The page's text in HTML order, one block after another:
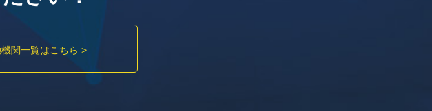
関一覧はこちら >